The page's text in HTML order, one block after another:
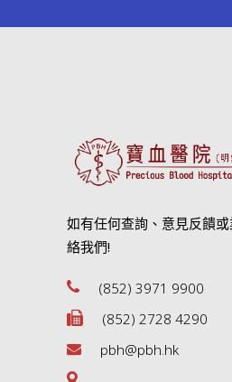
如有任何查詢、意見反饋
絡我們!
(852) 3971 9900
(852) 2728 4290
pbh@pbh.hk